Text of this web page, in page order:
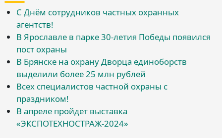
С Днём сотрудников частных охранных
агентств!
В Ярославле в парке 30-летия Победы появился
пост охраны
В Брянске на охрану Дворца единоборств
выделили более 25 млн рублей
Всех специалистов частной охраны с
праздником!
В апреле пройдет выставка
«ЭКСПОТЕХНОСТРАЖ-2024»